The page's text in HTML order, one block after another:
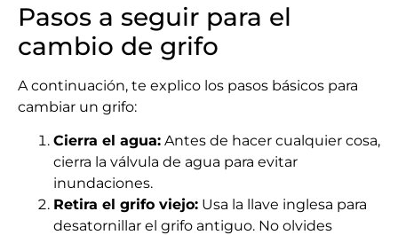
Pasos a seguir para el
cambio de grifo
A continuación, te explico los pasos básicos para
cambiar un grifo:
Cierra el agua: Antes de hacer cualquier cosa,
cierra la válvula de agua para evitar
inundaciones.
Retira el grifo viejo: Usa la llave inglesa para
desatornillar el grifo antiguo. No olvides